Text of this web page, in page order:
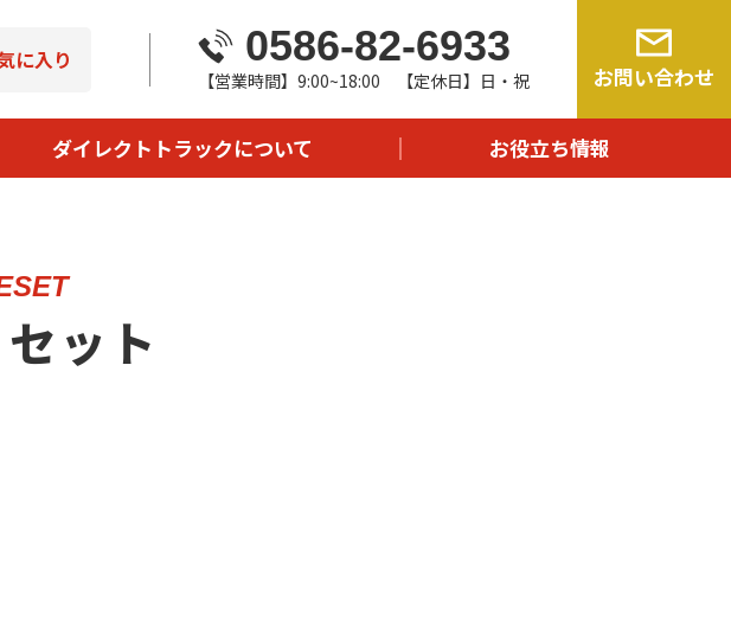
に入り 0586-82-6933
【営業時間】9:00~18:00 【定休日】日・祝 お問い合わせ
ダイレクトトラックについて
- 選ばれる理由
- 購入までの流れ
お役立ち情報
ット